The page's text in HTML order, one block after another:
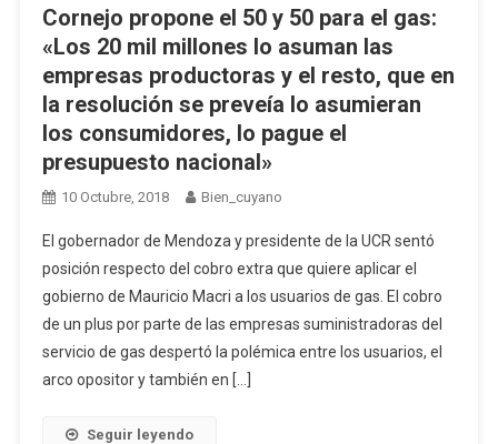
Cornejo propone el 50 y 50 para el gas:
«Los 20 mil millones lo asuman las
empresas productoras y el resto, que en
la resolución se preveía lo asumieran
los consumidores, lo pague el
presupuesto nacional»
10 Octubre, 2018 Bien_cuyano
El gobernador de Mendoza y presidente de la UCR sentó
posición respecto del cobro extra que quiere aplicar el
gobierno de Mauricio Macri a los usuarios de gas. El cobro
de un plus por parte de las empresas suministradoras del
servicio de gas despertó la polémica entre los usuarios, el
arco opositor y también en […]
Seguir leyendo